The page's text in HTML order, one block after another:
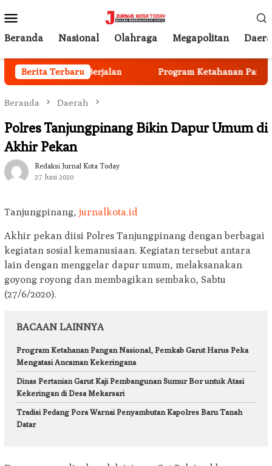
ke
kontenMobile
Beranda Nasional Olahraga Megapolitan
Berita Terbaru
Mulai Berjalan Program Ketahanan Pangan
Beranda Daerah
Polres Tanjungpinang Bikin Dapur Umum di
Akhir Pekan
Redaksi Jurnal Kota Today
27 Juni 2020
Tanjungpinang, jurnalkota.id
Akhir pekan diisi Polres Tanjungpinang dengan berbagai
kegiatan sosial kemanusiaan. Kegiatan tersebut antara
lain dengan menggelar dapur umum, melaksanakan
goyong royong dan membagikan sembako, Sabtu
(27/6/2020).
BACAAN LAINNYA
Program Ketahanan Pangan Nasional, Pemkab Garut Harus Peka
Mengatasi Ancaman Kekeringana
Dinas Pertanian Garut Kaji Pembangunan Sumur Bor untuk Atasi
Kekeringan di Desa Mekarsari
Tradisi Pedang Pora Warnai Penyambutan Kapolres Baru Tanah
Datar